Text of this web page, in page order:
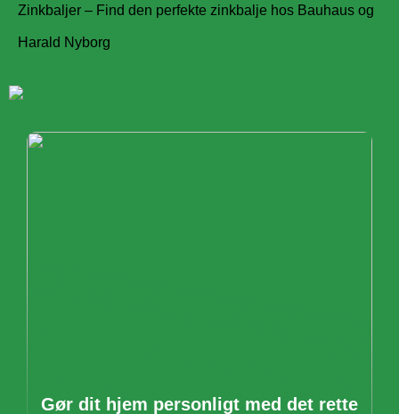
Zinkbaljer – Find den perfekte zinkbalje hos Bauhaus og
Harald Nyborg
Gør dit hjem personligt med det rette